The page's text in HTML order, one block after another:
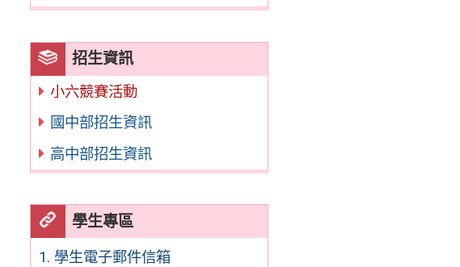
招生資訊
小六競賽活動
國中部招生資訊
高中部招生資訊
學生專區
1. 學生電子郵件信箱